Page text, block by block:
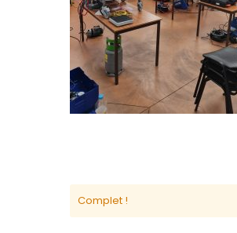
Complet !